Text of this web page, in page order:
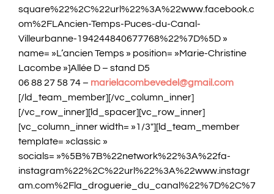
square%22%2C%22url%22%3A%22www.facebook.c
om%2FLAncien-Temps-Puces-du-Canal-
Villeurbanne-194244840677768%22%7D%5D »
name= »L’ancien Temps » position= »Marie-Christine
Lacombe »]Allée D – stand D5
06 88 27 58 74 – marielacombevedel@gmail.com
[/ld_team_member][/vc_column_inner]
[/vc_row_inner][ld_spacer][vc_row_inner]
[vc_column_inner width= »1/3″][ld_team_member
template= »classic »
socials= »%5B%7B%22network%22%3A%22fa-
instagram%22%2C%22url%22%3A%22www.instagr
am.com%2Fla_droguerie_du_canal%22%7D%2C%7